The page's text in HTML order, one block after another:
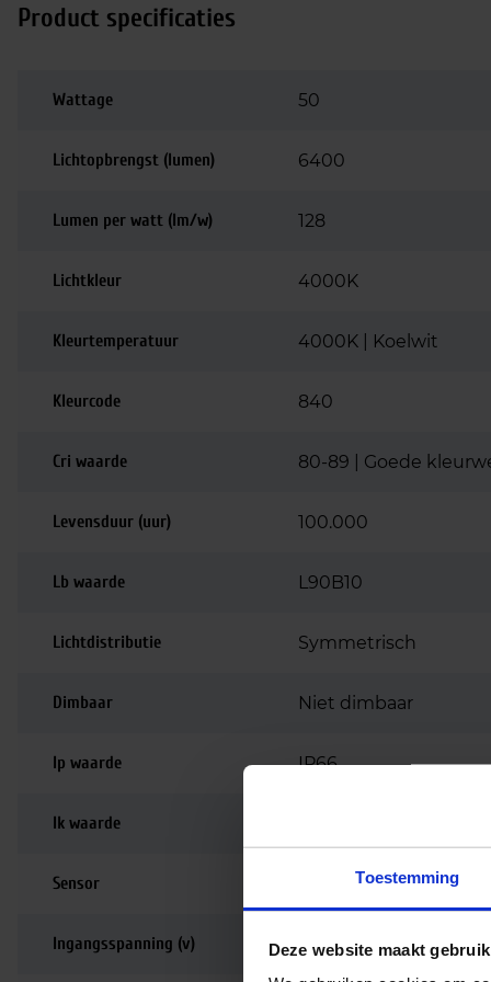
Toestemming
Deze website maakt
Product specificaties
Wattage 50
Lichtopbrengst (lumen) 6400
Lumen per watt (lm/w) 128
Lichtkleur 4000K
Kleurtemperatuur 4000K | Koelwit
Kleurcode 840
Cri waarde 80-89 | Goede
Levensduur (uur) 100.000
Lb waarde L90B10
Lichtdistributie Symmetrisch
Dimbaar Niet dimbaar
Ip waarde IP66
Ik waarde
Sensor
Ingangsspanning (v) 220-240